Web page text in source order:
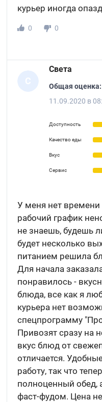
курьер иногда
0
0
С
Света
Общая оценка:
11.09.2020 в
Доступность
Качество еды
Вкус
Сервис
У меня нет времени
рабочий график
не знаешь, будешь
будет несколько
питанием решила
Для начала
понравилось -
блюда, все как я
курьера нет
спецпрограмму
Привозят сразу на
вкус блюд от
отличается.
работу, так что
полноценный обед,
фаст-фудом. Цена